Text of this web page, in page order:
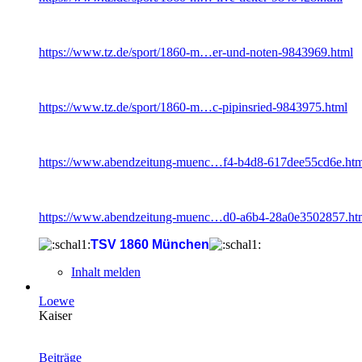
https://www.tz.de/sport/1860-m…er-und-noten-9843969.html
https://www.tz.de/sport/1860-m…c-pipinsried-9843975.html
https://www.abendzeitung-muenc…f4-b4d8-
https://www.abendzeitung-muenc…d0-a6b4-
TSV 1860 München
Inhalt melden
Loewe
Kaiser
Beiträge